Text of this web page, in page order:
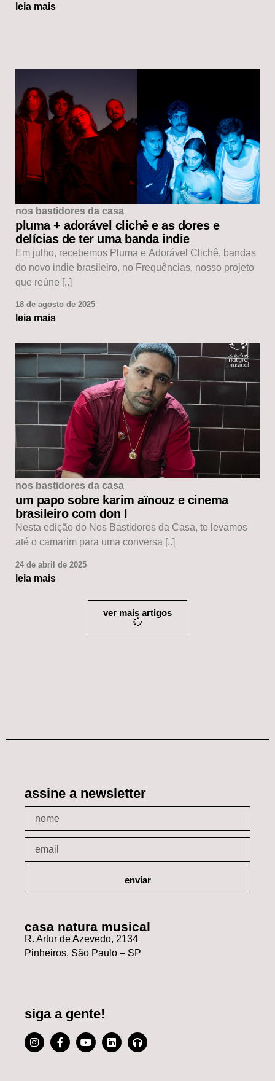
leia mais
nos bastidores da casa
pluma + adorável clichê e as dores e
delícias de ter uma banda indie
Em julho, recebemos Pluma e Adorável Clichê, bandas
do novo indie brasileiro, no Frequências, nosso projeto
que reúne [..]
18 de agosto de 2025
leia mais
nos bastidores da casa
um papo sobre karim aïnouz e cinema
brasileiro com don l
Nesta edição do Nos Bastidores da Casa, te levamos
até o camarim para uma conversa [..]
24 de abril de 2025
leia mais
ver mais artigos
assine a newsletter
enviar
casa natura musical
R. Artur de Azevedo, 2134
Pinheiros, São Paulo – SP
siga a gente!